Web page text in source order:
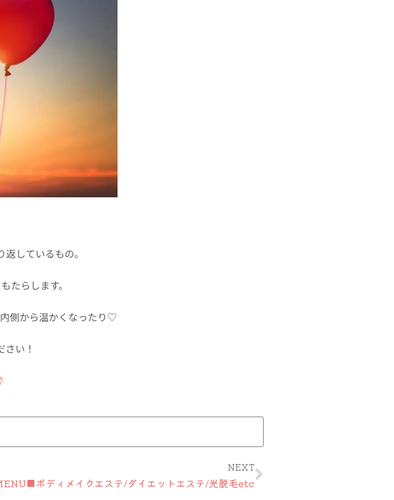
しているもの。
たらします。
側から温かくなったり♡
い！
NEXT
ボディメイクエステ/ダイエットエステ/光脱毛etc
Next